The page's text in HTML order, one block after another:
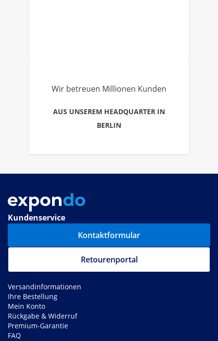
Wir betreuen Millionen Kunden
AUS UNSEREM HEADQUARTER IN
BERLIN
Kundenservice
Kontaktformular
Retourenportal
Versandinformationen
Ihre Bestellung
Mein Konto
Rückgabe & Widerruf
Premium-Garantie
FAQ